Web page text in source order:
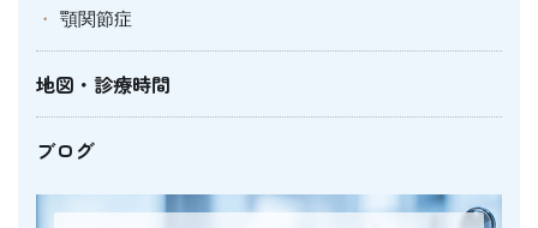
顎関節症
地図・診療時間
ブログ